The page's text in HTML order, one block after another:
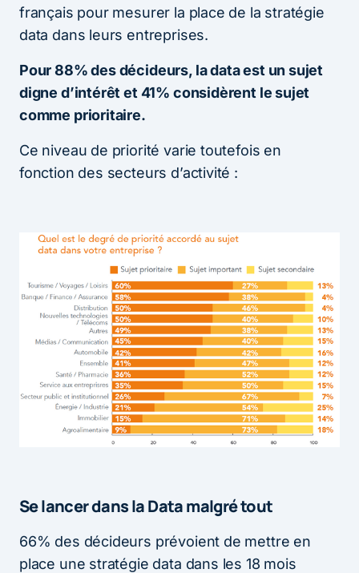
français pour mesurer la place de la stratégie
data dans leurs entreprises.
Pour 88% des décideurs, la data est un sujet
digne d’intérêt et 41% considèrent le sujet
comme prioritaire.
Ce niveau de priorité varie toutefois en
fonction des secteurs d’activité :
Se lancer dans la Data malgré tout
66% des décideurs prévoient de mettre en
place une stratégie data dans les 18 mois